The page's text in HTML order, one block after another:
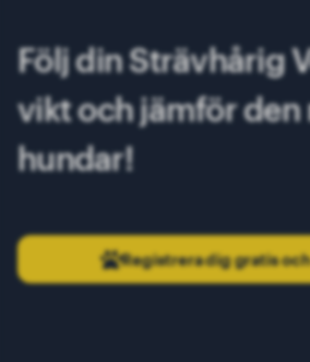
Följ din Strävhårig
vikt och jämför den
hundar!
Registrera dig gratis